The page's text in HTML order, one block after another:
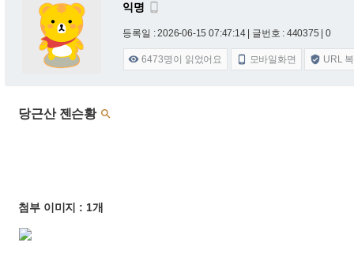
익명 
등록일 : 2026-06-15 07:47:14 | 글번호 : 440375 | 0
 6473명이 읽었어요  모바일화면  URL
당근산 젠슨황 
첨부 이미지 : 1개